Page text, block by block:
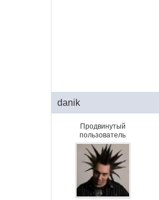
danik
Продвинутый
пользователь